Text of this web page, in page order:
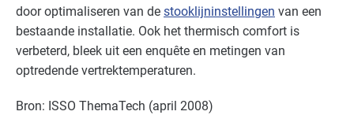
door optimaliseren van de stooklijninstellingen van een
bestaande installatie. Ook het thermisch comfort is
verbeterd, bleek uit een enquête en metingen van
optredende vertrektemperaturen.
Bron: ISSO ThemaTech (april 2008)